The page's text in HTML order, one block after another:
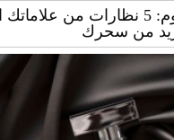
أناقة لا تُقاوم: 5 نظارات من
من سحرك